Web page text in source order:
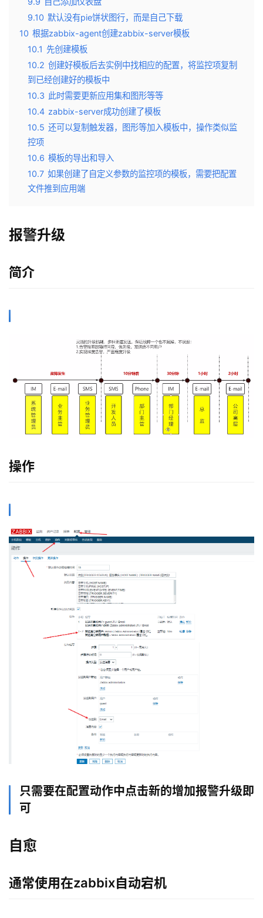
9.10 默认没有pie饼状图行，而是自己下载
10 根据zabbix-agent创建zabbix-server模板
10.1 先创建模板
10.2 创建好模板后去实例中找相应的配置，将监控项复制
到已经创建好的模板中
10.3 此时需要更新应用集和图形等等
10.4 zabbix-server成功创建了模板
10.5 还可以复制触发器，图形等加入模板中，操作类似监
控项
10.6 模板的导出和导入
10.7 如果创建了自定义参数的监控项的模板，需要把配置
文件推到应用端
报警升级
简介
操作
只需要在配置动作中点击新的增加报警升级即
可
自愈
通常使用在zabbix自动宕机